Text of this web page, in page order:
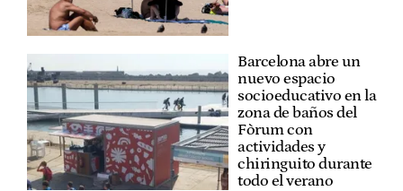
Barcelona abre un
nuevo espacio
socioeducativo en la
zona de baños del
Fòrum con
actividades y
chiringuito durante
todo el verano